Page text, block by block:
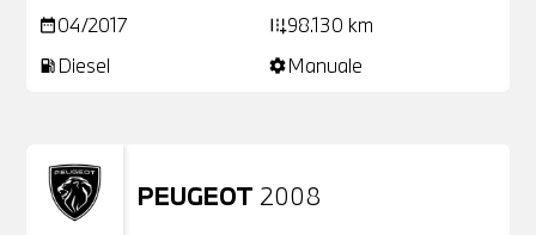
date_range04/2017 add_road98.130 km
local_gas_station Diesel settingsManuale
PEUGEOT 2008
Usato